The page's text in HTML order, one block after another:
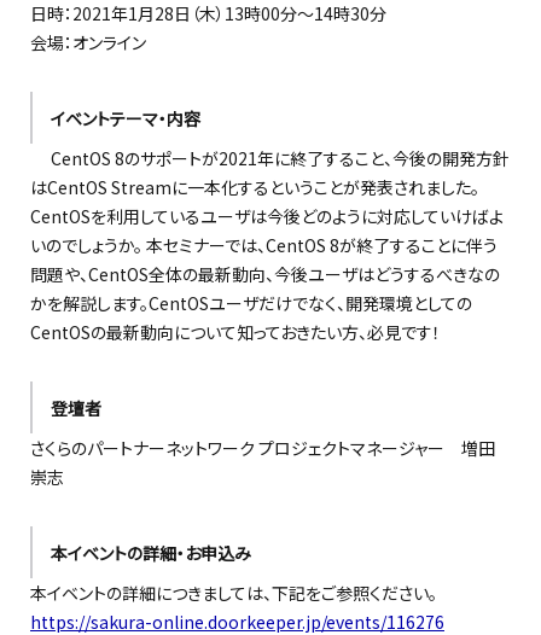
日時：2021年1月28日（木）13時00分～14時30分
会場：オンライン
イベントテーマ・内容
CentOS 8のサポートが2021年に終了すること、今後の開発方針
はCentOS Streamに一本化するということが発表されました。
CentOSを利用しているユーザは今後どのように対応していけばよ
いのでしょうか。 本セミナーでは、CentOS 8が終了することに伴う
問題や、CentOS全体の最新動向、今後ユーザはどうするべきなの
かを解説します。CentOSユーザだけでなく、開発環境としての
CentOSの最新動向について知っておきたい方、必見です！
登壇者
さくらのパートナーネットワーク プロジェクトマネージャー 増田
崇志
本イベントの詳細・お申込み
本イベントの詳細につきましては、下記をご参照ください。
https://sakura-online.doorkeeper.jp/events/116276